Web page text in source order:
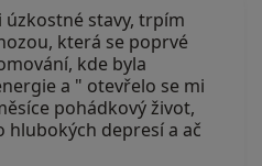
stavy, trpím
která se poprvé
kde byla
a " otevřelo se mi
pohádkový život,
hlubokých depresí a ač